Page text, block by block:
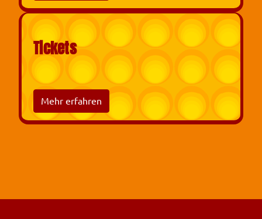
Tickets
Mehr erfahren